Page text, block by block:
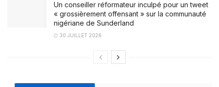
Un conseiller réformateur inculpé pour un tweet
« grossièrement offensant » sur la communauté
nigériane de Sunderland
30 JUILLET 2026